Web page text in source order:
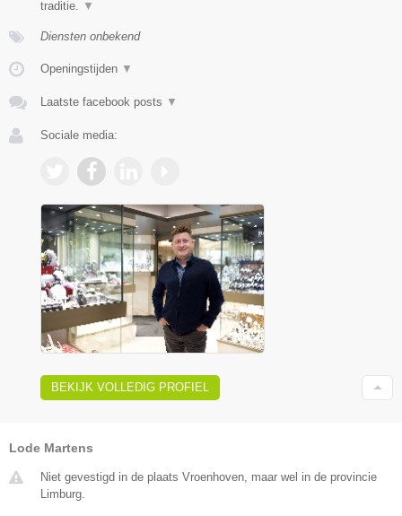
traditie. ▼
Diensten onbekend
Openingstijden ▼
Laatste facebook posts ▼
Sociale media:
BEKIJK VOLLEDIG PROFIEL
Lode Martens
Niet gevestigd in de plaats Vroenhoven, maar wel in de provincie
Limburg.